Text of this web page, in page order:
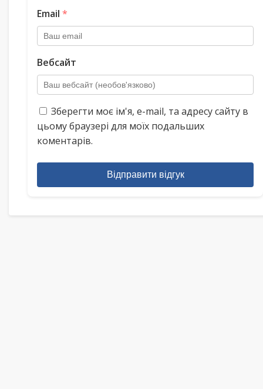
Email *
Вебсайт
Зберегти моє ім'я, e-mail, та адресу сайту в
цьому браузері для моїх подальших
коментарів.
Відправити відгук